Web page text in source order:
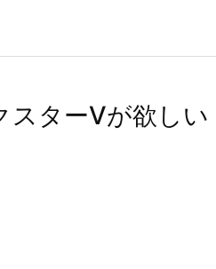
ターⅤが欲しい